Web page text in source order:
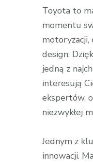
Toyota to
momentu
motoryzacji,
design.
jedną z
interesują
ekspertów,
niezwykłej
Jednym z
innowacji.